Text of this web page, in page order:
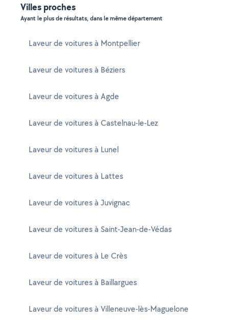
Villes proches
Ayant le plus de résultats, dans le même département
Laveur de voitures à Montpellier
Laveur de voitures à Béziers
Laveur de voitures à Agde
Laveur de voitures à Castelnau-le-Lez
Laveur de voitures à Lunel
Laveur de voitures à Lattes
Laveur de voitures à Juvignac
Laveur de voitures à Saint-Jean-de-Védas
Laveur de voitures à Le Crès
Laveur de voitures à Baillargues
Laveur de voitures à Villeneuve-lès-Maguelone